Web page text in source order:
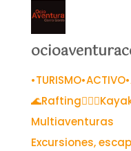
Multiaventuras
Excursiones,